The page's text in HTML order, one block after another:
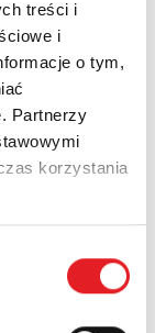
treści i
i
o tym,
Partnerzy
korzystania
offer